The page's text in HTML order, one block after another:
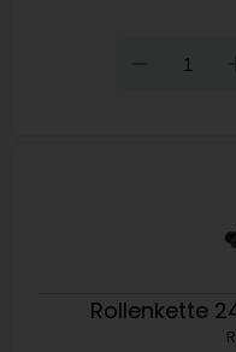
Down
Rollenkette